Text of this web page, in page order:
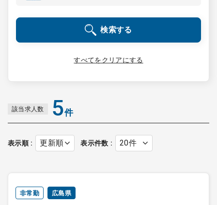
9:00 ～ 18:00（平日）
0120-337-613
採用をお考えの医療機関の方
検索する
すべてをクリアにする
該当求人数 5件
表示順 表示件数
非常勤 広島県